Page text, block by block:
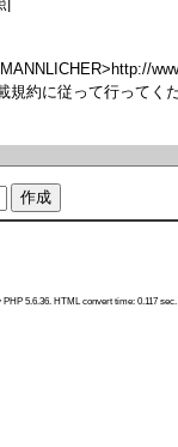
PHP 5.6.36. HTML convert time: 0.117 sec.